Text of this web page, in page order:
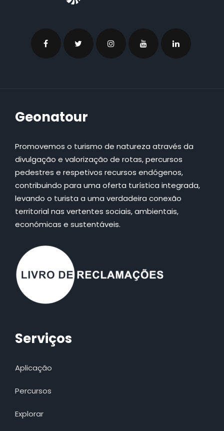
Geonatour
Promovemos o turismo de natureza através da
divulgação e valorização de rotas, percursos
pedestres e respetivos recursos endógenos,
contribuindo para uma oferta turística integrada,
levando o turista a uma verdadeira conexão
territorial nas vertentes sociais, ambientais,
económicas e sustentáveis.
Serviços
Aplicação
Percursos
Explorar